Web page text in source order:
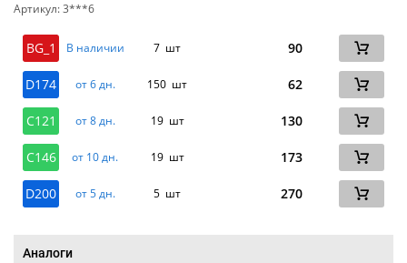
Артикул: 3***6
BG_1 В наличии 7 шт 90
D174 от 6 дн. 150 шт 62
C121 от 8 дн. 19 шт 130
C146 от 10 дн. 19 шт 173
D200 от 5 дн. 5 шт 270
Аналоги